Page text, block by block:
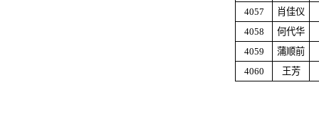
4057
肖佳仪
4058
何代华
4059
蒲顺前
4060
王芳